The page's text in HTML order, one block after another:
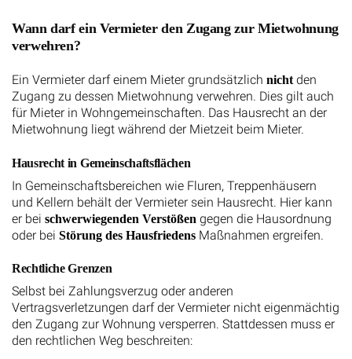
Wann darf ein Vermieter den Zugang zur Mietwohnung
verwehren?
Ein Vermieter darf einem Mieter grundsätzlich nichtden
Zugang zu dessen Mietwohnung verwehren. Dies gilt auch
für Mieter in Wohngemeinschaften. Das Hausrecht an der
Mietwohnung liegt während der Mietzeit beim Mieter.
Hausrecht in Gemeinschaftsflächen
In Gemeinschaftsbereichen wie Fluren, Treppenhäusern
und Kellern behält der Vermieter sein Hausrecht. Hier kann
er bei schwerwiegenden Verstößen gegen die Hausordnung
oder bei Störung des Hausfriedens Maßnahmen ergreifen.
Rechtliche Grenzen
Selbst bei Zahlungsverzug oder anderen
Vertragsverletzungen darf der Vermieter nicht eigenmächtig
den Zugang zur Wohnung versperren. Stattdessen muss er
den rechtlichen Weg beschreiten: